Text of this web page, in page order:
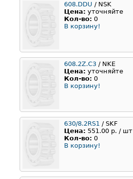
608.DDU / NSK
Цена: уточняйте
Кол-во: 0
В корзину!
608.2Z.C3 / NKE
Цена: уточняйте
Кол-во: 0
В корзину!
630/8.2RS1 / SKF
Цена: 551.00 р. / шт
Кол-во: 0
В корзину!